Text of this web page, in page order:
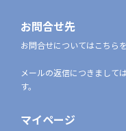
お問合せ先
お問合せについてはこちら
メールの返信につきまして
す。
マイページ